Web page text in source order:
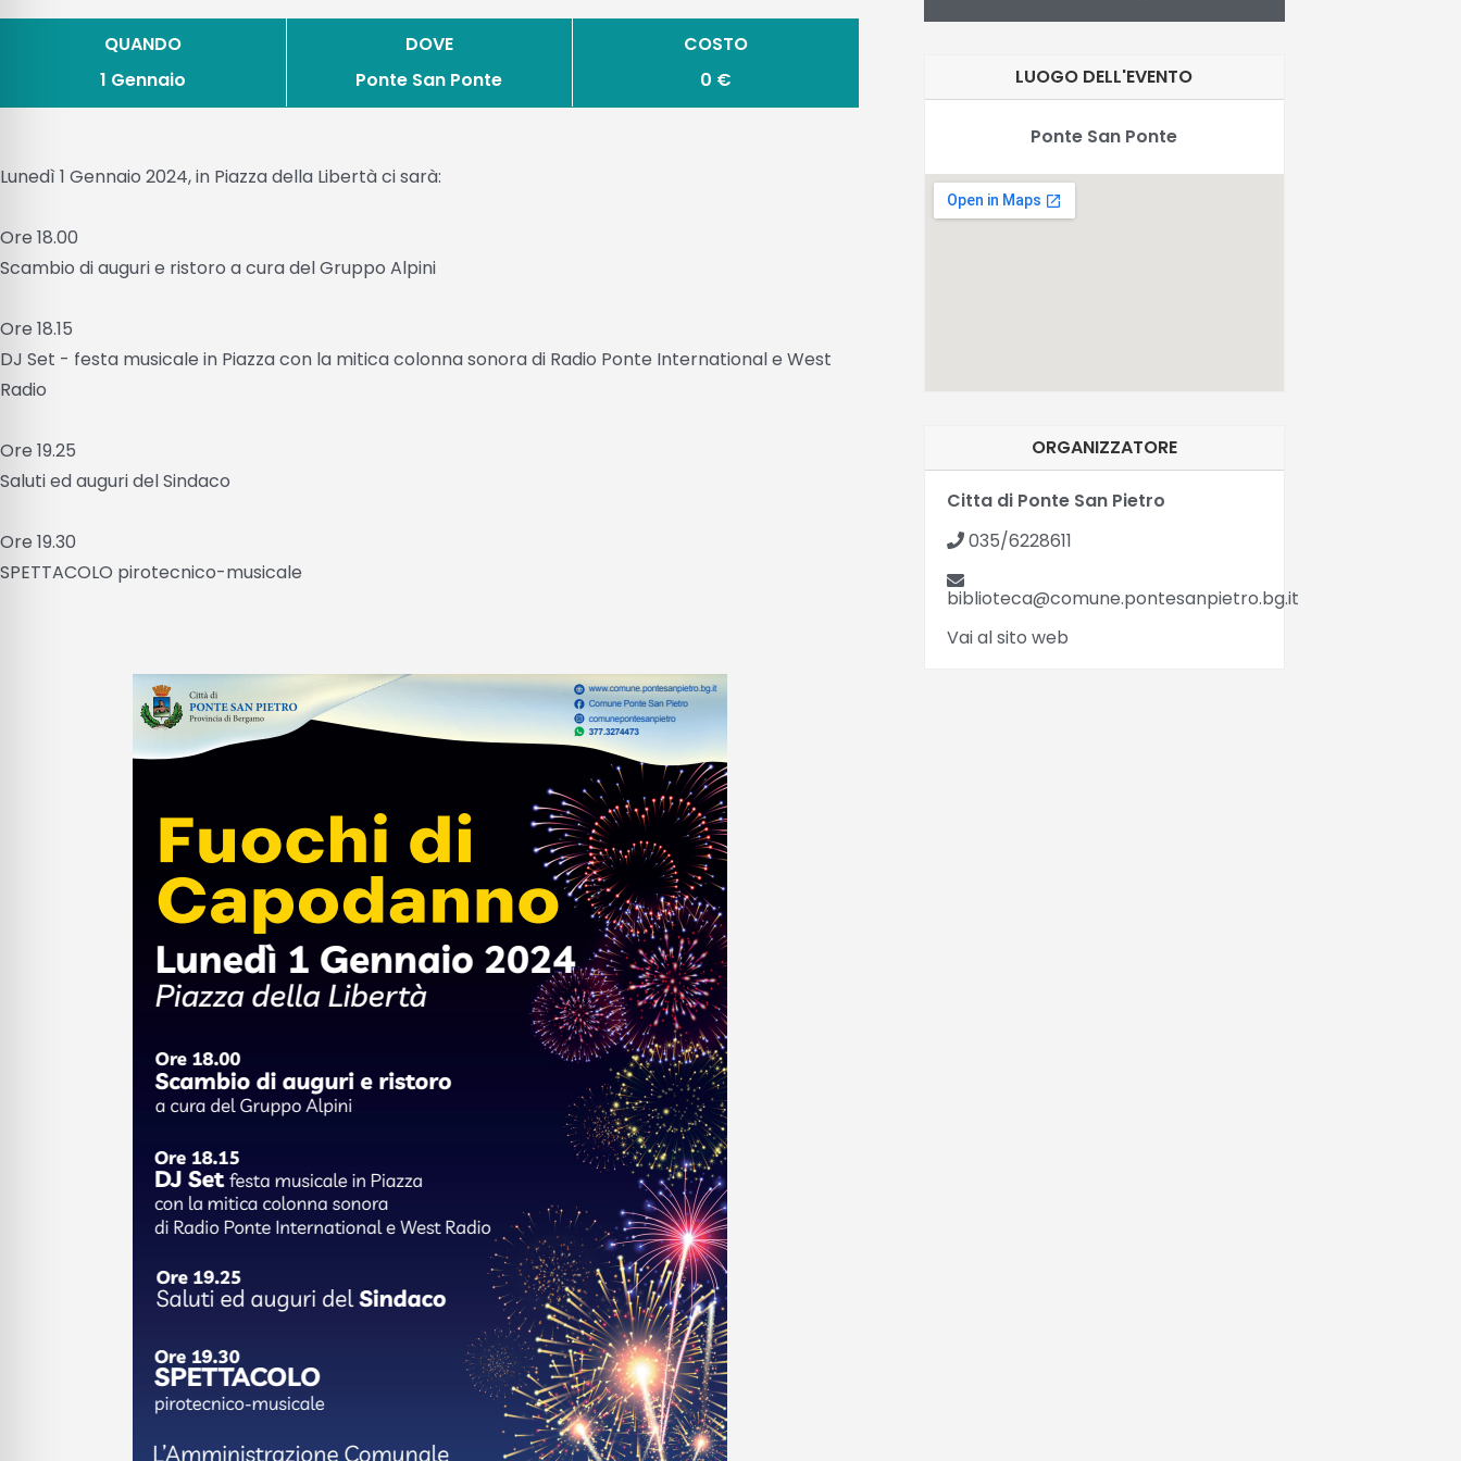
QUANDO
1 Gennaio
DOVE
Ponte San Ponte
COSTO
0 €
Lunedì 1 Gennaio 2024, in Piazza della Libertà ci sarà:
Ore 18.00
Scambio di auguri e ristoro a cura del Gruppo Alpini
Ore 18.15
DJ Set - festa musicale in Piazza con la mitica colonna sonora di Radio Ponte International e West
Radio
Ore 19.25
Saluti ed auguri del Sindaco
Ore 19.30
SPETTACOLO pirotecnico-musicale
LUOGO DELL'EVENTO
Ponte San Ponte
ORGANIZZATORE
Citta di Ponte San Pietro
035/6228611
biblioteca@comune.pontesanpietro.bg.it
Vai al sito web